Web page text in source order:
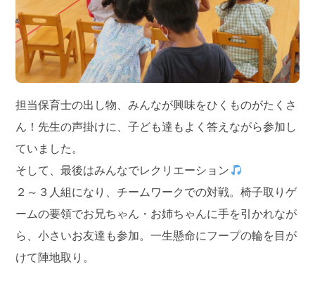
担当保育士の出し物、みんなが興味をひくものがたくさ
ん！先生の声掛けに、子ども達もよく答えながら参加し
ていました。
そして、最後はみんなでレクリエーション
２～３人組になり、チームワークでの対戦。椅子取りゲ
ームの要領でお兄ちゃん・お姉ちゃんに手を引かれなが
ら、小さいお友達も参加。一生懸命にフープの輪を目が
けて陣地取り。